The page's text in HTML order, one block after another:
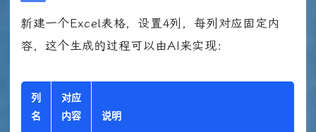
新建一个Excel表格，设置4列，每列对应固定内
容，这个生成的过程可以由AI来实现：
列
名
对应
内容
说明